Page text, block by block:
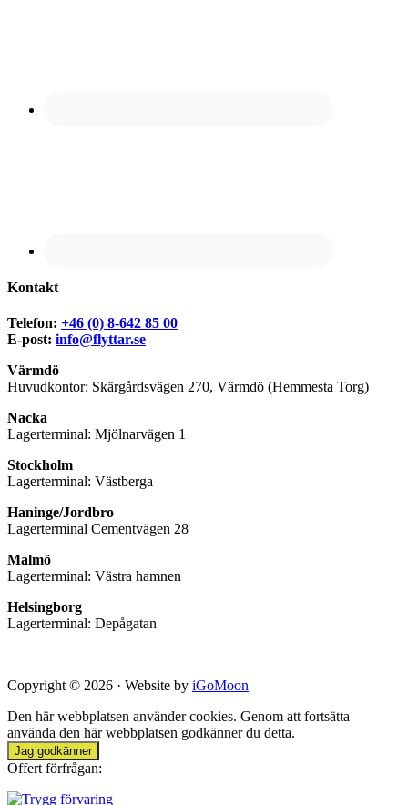
Kontakt
Telefon: +46 (0) 8-642 85 00
E-post: info@flyttar.se
Värmdö
Huvudkontor: Skärgårdsvägen 270, Värmdö (Hemmesta Torg)
Nacka
Lagerterminal: Mjölnarvägen 1
Stockholm
Lagerterminal: Västberga
Haninge/Jordbro
Lagerterminal Cementvägen 28
Malmö
Lagerterminal: Västra hamnen
Helsingborg
Lagerterminal: Depågatan
Copyright © 2026 · Website by iGoMoon
Den här webbplatsen använder cookies. Genom att fortsätta
använda den här webbplatsen godkänner du detta.
Jag godkänner
Offert förfrågan: